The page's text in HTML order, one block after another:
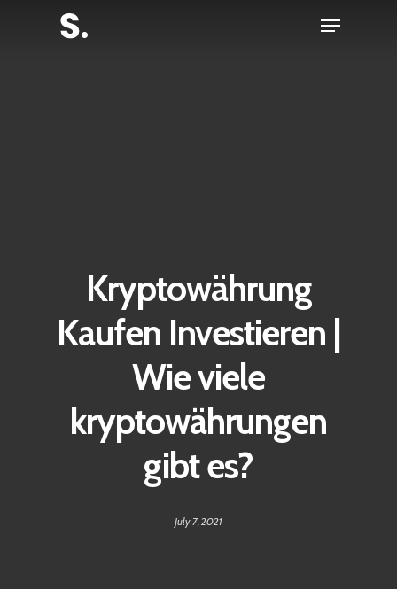
Menu
Kryptowährung
Kaufen Investieren |
Wie viele
kryptowährungen
gibt es?
July 7, 2021